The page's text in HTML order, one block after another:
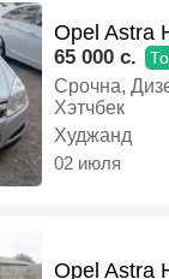
Opel Astra
65 000 c.
Срочна,
Хэтчбек
Худжанд
02 июля
Opel Astra